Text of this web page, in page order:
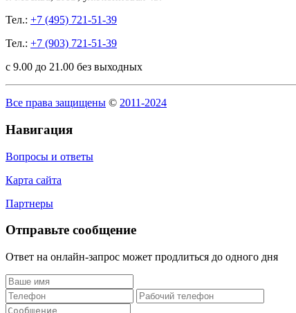
Тел.: +7 (495) 721-51-39
Тел.: +7 (903) 721-51-39
с 9.00 до 21.00 без выходных
Все права защищены © 2011-2024
Навигация
Вопросы и ответы
Карта сайта
Партнеры
Отправьте сообщение
Ответ на онлайн-запрос может продлиться до одного дня